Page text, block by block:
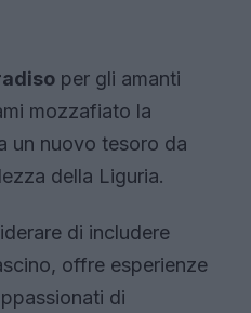
per gli amanti
mozzafiato la
un nuovo tesoro da
della Liguria.
di includere
offre esperienze
di